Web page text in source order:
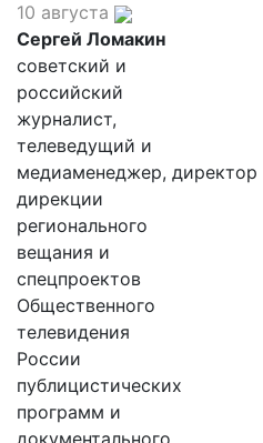
10 августа
Сергей Ломакин
советский и
российский
журналист,
телеведущий и
медиаменеджер, директор
дирекции
регионального
вещания и
спецпроектов
Общественного
телевидения
России
публицистических
программ и
документального